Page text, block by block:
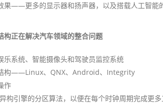
果——更多的显示器和扬声器，以及搭载人工智能
构正在解决汽车领域的整合问题
系统、智能摄像头和驾驶员监控系统
构——Linux、QNX、Android、Integrity
作
引擎的分区算法，以便在每个时钟周期完成更多